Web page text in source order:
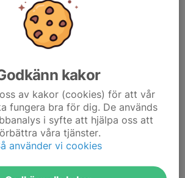
under 2025.
kommer att faktureras till respektive
tävling.
antal platser. Anmälningsavgiften
kakor
av kakor (cookies) för att vår
fungera bra för dig. De används
i syfte att hjälpa oss att
våra tjänster.
använder vi cookies